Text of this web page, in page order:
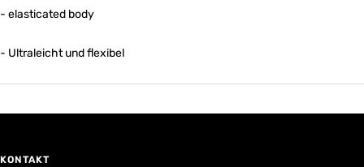
- elasticated body
- Ultraleicht und flexibel
KONTAKT